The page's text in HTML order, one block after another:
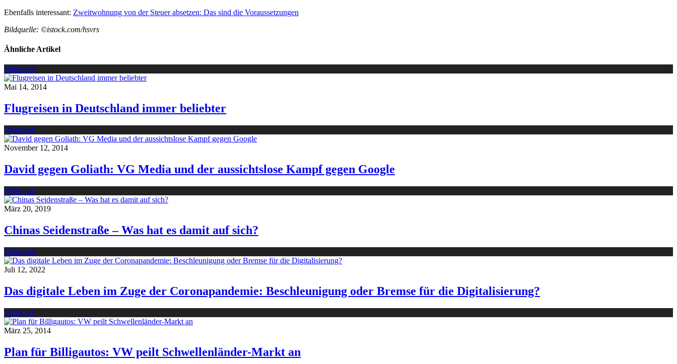
Ebenfalls interessant: Zweitwohnung von der Steuer absetzen: Das sind die Voraussetzungen
Bildquelle: ©istock.com/hsvrs
Ähnliche Artikel
Wirtschaft
Mai 14, 2014
Flugreisen in Deutschland immer beliebter
Wirtschaft
November 12, 2014
David gegen Goliath: VG Media und der aussichtslose Kampf gegen Google
Wirtschaft
März 20, 2019
Chinas Seidenstraße – Was hat es damit auf sich?
Wirtschaft
Juli 12, 2022
Das digitale Leben im Zuge der Coronapandemie: Beschleunigung oder Bremse für die Digitalisierung?
Wirtschaft
März 25, 2014
Plan für Billigautos: VW peilt Schwellenländer-Markt an